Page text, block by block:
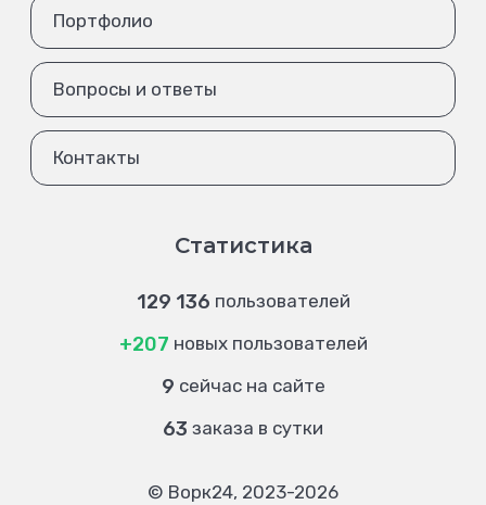
Портфолио
Вопросы и ответы
Контакты
Статистика
129 136 пользователей
+207 новых пользователей
9 сейчас на сайте
63 заказа в сутки
© Ворк24, 2023-2026